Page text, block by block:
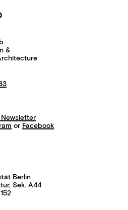
&
Newsletter
or Facebook
Berlin
Sek. A44